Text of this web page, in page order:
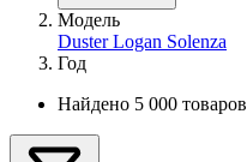
Модель
DusterLogan Solenza
Год
Найдено 5 000 товаров